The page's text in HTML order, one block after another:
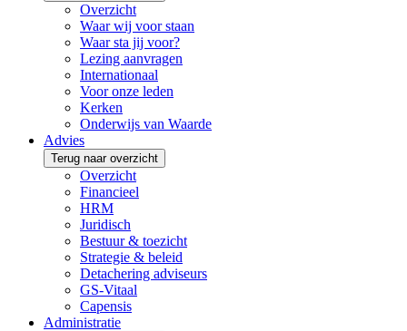
Overzicht
Waar wij voor staan
Waar sta jij voor?
Lezing aanvragen
Internationaal
Voor onze leden
Kerken
Onderwijs van Waarde
Advies
Terug naar overzicht
Overzicht
Financieel
HRM
Juridisch
Bestuur & toezicht
Strategie & beleid
Detachering adviseurs
GS-Vitaal
Capensis
Administratie